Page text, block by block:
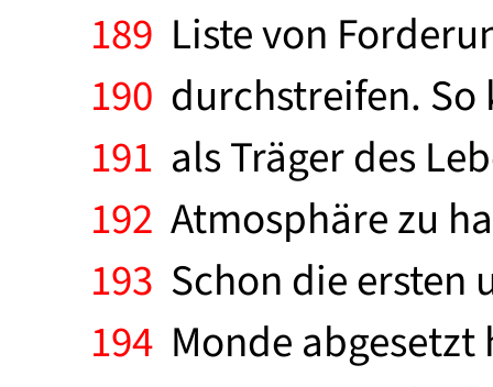
189 Liste von
190 durchstreifen.
191 als Träger des
192 Atmosphäre zu
193 Schon die ersten
194 Monde